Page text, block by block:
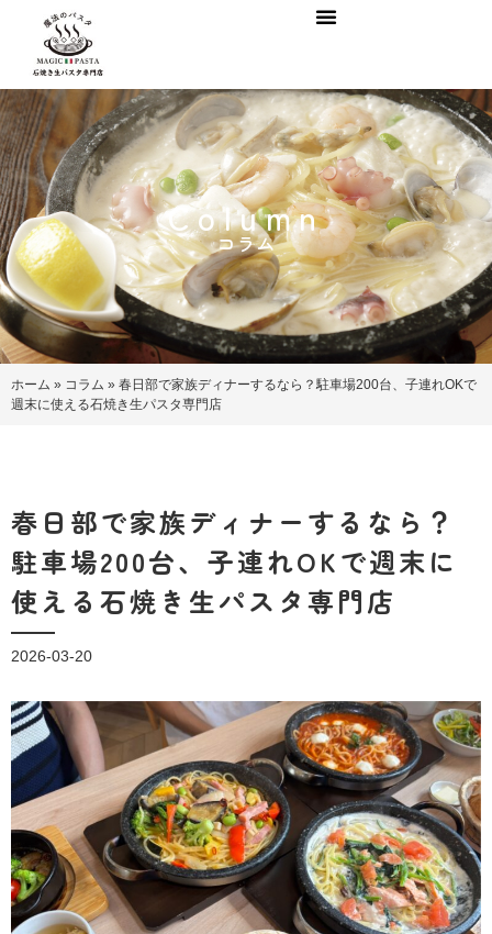
Column
コラム
ホーム » コラム » 春日部で家族ディナーするなら？駐車場200台、子連れOKで
週末に使える石焼き生パスタ専門店
春日部で家族ディナーするなら？
駐車場200台、子連れOKで週末に
使える石焼き生パスタ専門店
2026-03-20